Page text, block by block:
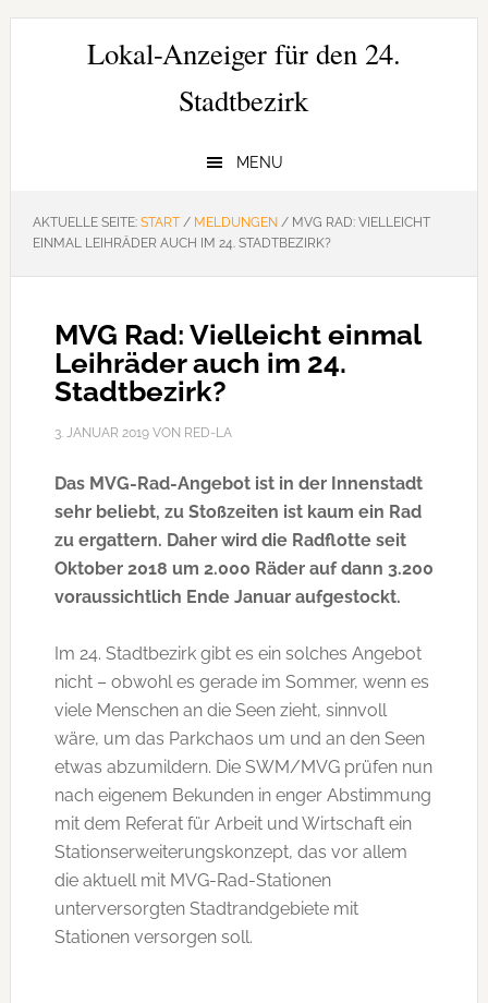
Zur
Hauptnavigation
Zum
Zur
SeitenspalteLokal-Anzeiger für den 24.
Stadtbezirk
MENU
AKTUELLE SEITE: START / MELDUNGEN /MVG RAD: VIELLEICHT
EINMAL LEIHRÄDER AUCH IM 24. STADTBEZIRK?
MVG Rad: Vielleicht einmal
Leihräder auch im 24.
Stadtbezirk?
3. JANUAR 2019VON RED-LA
Das MVG-Rad-Angebot ist in der Innenstadt
sehr beliebt, zu Stoßzeiten ist kaum ein Rad
zu ergattern. Daher wird die Radflotte seit
Oktober 2018 um 2.000 Räder auf dann 3.200
voraussichtlich Ende Januar aufgestockt.
Im 24. Stadtbezirk gibt es ein solches Angebot
nicht – obwohl es gerade im Sommer, wenn es
viele Menschen an die Seen zieht, sinnvoll
wäre, um das Parkchaos um und an den Seen
etwas abzumildern. Die SWM/MVG prüfen nun
nach eigenem Bekunden in enger Abstimmung
mit dem Referat für Arbeit und Wirtschaft ein
Stationserweiterungskonzept, das vor allem
die aktuell mit MVG-Rad-Stationen
unterversorgten Stadtrandgebiete mit
Stationen versorgen soll.